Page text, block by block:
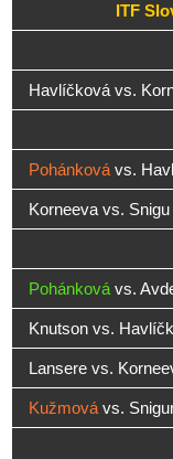
ITF
Havlíčková vs.
Pohánková vs.
Korneeva vs. Snigu
Pohánková vs.
Knutson vs.
Lansere vs.
Kužmová vs.